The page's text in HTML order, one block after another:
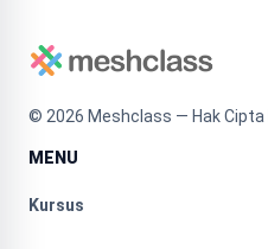
© 2026 Meshclass — Hak Cipta
MENU
Kursus